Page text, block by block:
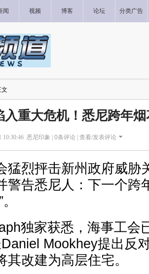
闻 视频 博客 论坛 分类广告
文
入重大危机！悉尼跨年
10:30:46 悉尼印象 | 0条评论 | 查看/发表评论
猛烈抨击新州政府威胁
警告悉尼人：下一个跨
独家获悉，海事工会
Mookhey提出反
其改建为高层住宅。